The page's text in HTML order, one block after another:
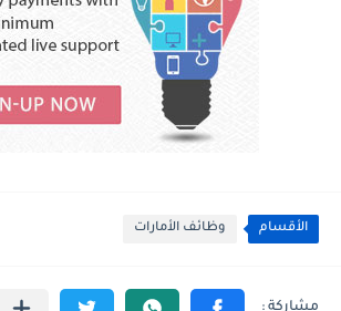
الأقسام وظائف الأمارات